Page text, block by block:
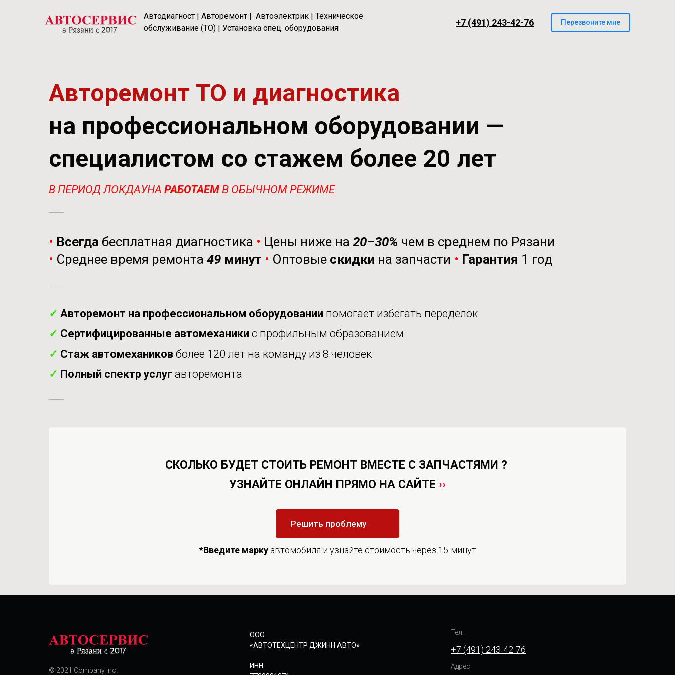
Автодиагност | Авторемонт | Автоэлектрик | Техническое
обслуживание (ТО) | Установка спец. оборудования
+7 (491) 243-42-76 Перезвоните мне
Авторемонт ТО и диагностика
на профессиональном оборудовании —
специалистом со стажем более 20 лет
В ПЕРИОД ЛОКДАУНА РАБОТАЕМ В ОБЫЧНОМ РЕЖИМЕ
• Всегда бесплатная диагностика • Цены ниже на 20–30% чем в среднем по Рязани
• Среднее время ремонта 49 минут • Оптовые скидки на запчасти • Гарантия 1 год
✓ Авторемонт на профессиональном оборудовании помогает избегать переделок
✓ Сертифицированные автомеханики с профильным образованием
✓ Стаж автомехаников более 120 лет на команду из 8 человек
✓ Полный спектр услуг авторемонта
СКОЛЬКО БУДЕТ СТОИТЬ РЕМОНТ ВМЕСТЕ С ЗАПЧАСТЯМИ ?
УЗНАЙТЕ ОНЛАЙН ПРЯМО НА САЙТЕ ››
Решить проблему
*Введите марку автомобиля и узнайте стоимость через 15 минут
© 2021 Company Inc.
ООО
«АВТОТЕХЦЕНТР ДЖИНН АВТО»
ИНН
Тел.
+7 (491) 243-42-76
Адрес